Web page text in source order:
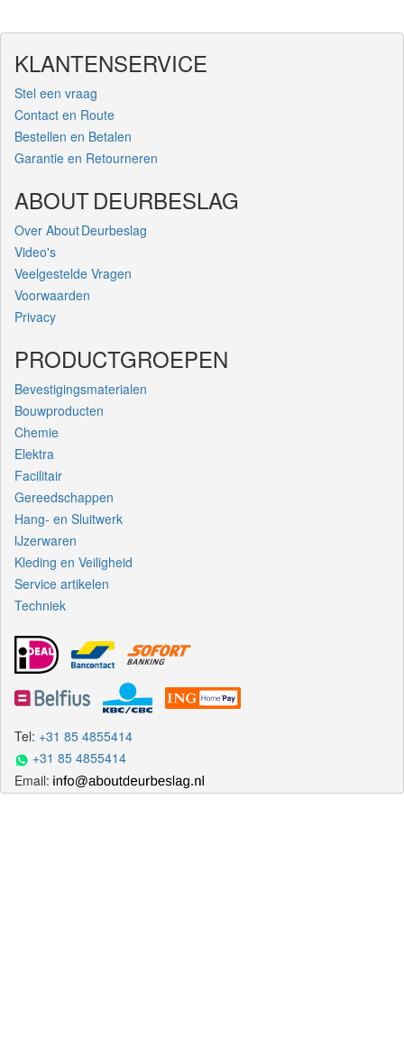
KLANTENSERVICE
Stel een vraag
Contact en Route
Bestellen en Betalen
Garantie en Retourneren
ABOUT DEURBESLAG
Over About Deurbeslag
Video's
Veelgestelde Vragen
Voorwaarden
Privacy
PRODUCTGROEPEN
Bevestigingsmaterialen
Bouwproducten
Chemie
Elektra
Facilitair
Gereedschappen
Hang- en Sluitwerk
IJzerwaren
Kleding en Veiligheid
Service artikelen
Techniek
Tel: +31 85 4855414
+31 85 4855414
Email: